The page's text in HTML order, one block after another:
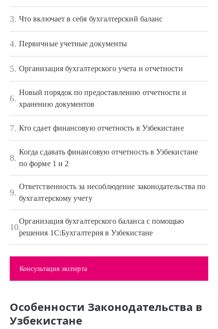
3. Что включает в себя бухгалтерский баланс
4. Первичные учетные документы
5. Организация бухгалтерского учета и отчетности
6.
Новый порядок по предоставлению отчетности и
хранению документов
7. Кто сдает финансовую отчетность в Узбекистане
8.
Когда сдавать финансовую отчетность в Узбекистане
по форме 1 и 2
9.
Ответственность за несоблюдение законодательства по
бухгалтерскому учету
10.
Организация бухгалтерского баланса с помощью
решения 1С:Бухгалтерия в Узбекистане
Консультация эксперта
Особенности Законодательства в
Узбекистане